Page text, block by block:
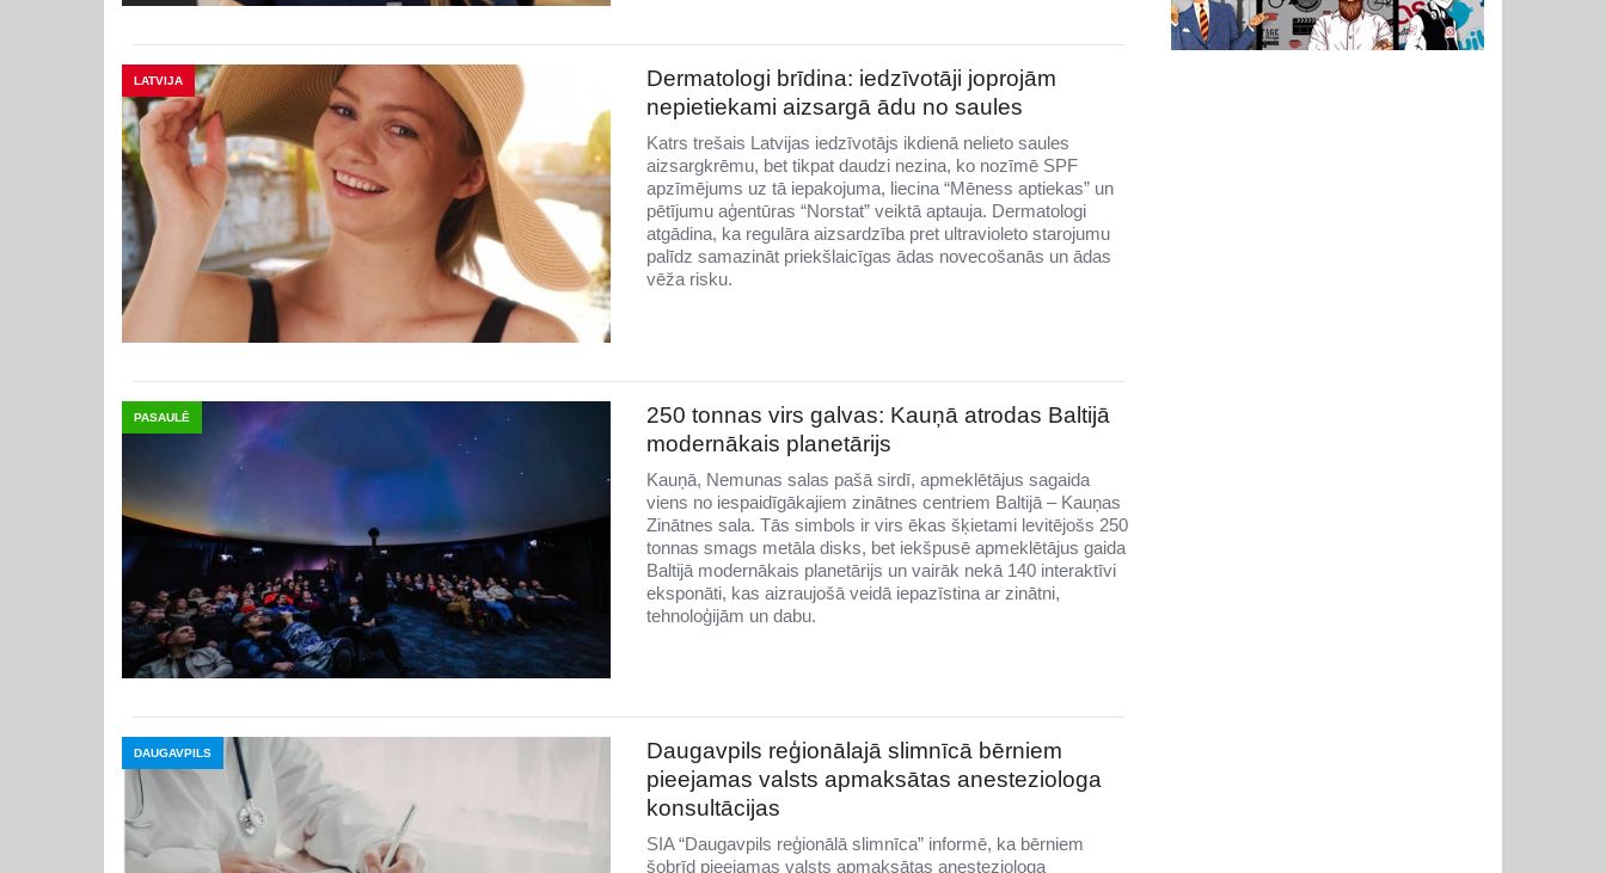
LATVIJA
Dermatologi brīdina: iedzīvotāji joprojām
nepietiekami aizsargā ādu no saules
Katrs trešais Latvijas iedzīvotājs ikdienā nelieto saules
aizsargkrēmu, bet tikpat daudzi nezina, ko nozīmē SPF
apzīmējums uz tā iepakojuma, liecina “Mēness aptiekas” un
pētījumu aģentūras “Norstat” veiktā aptauja. Dermatologi
atgādina, ka regulāra aizsardzība pret ultravioleto starojumu
palīdz samazināt priekšlaicīgas ādas novecošanās un ādas
vēža risku.
PASAULĒ
250 tonnas virs galvas: Kauņā atrodas Baltijā
modernākais planetārijs
Kauņā, Nemunas salas pašā sirdī, apmeklētājus sagaida
viens no iespaidīgākajiem zinātnes centriem Baltijā – Kauņas
Zinātnes sala. Tās simbols ir virs ēkas šķietami levitējošs 250
tonnas smags metāla disks, bet iekšpusē apmeklētājus gaida
Baltijā modernākais planetārijs un vairāk nekā 140 interaktīvi
eksponāti, kas aizraujošā veidā iepazīstina ar zinātni,
tehnoloģijām un dabu.
DAUGAVPILS
Daugavpils reģionālajā slimnīcā bērniem
pieejamas valsts apmaksātas anesteziologa
konsultācijas
SIA “Daugavpils reģionālā slimnīca” informē, ka bērniem
šobrīd pieejamas valsts apmaksātas anesteziologa